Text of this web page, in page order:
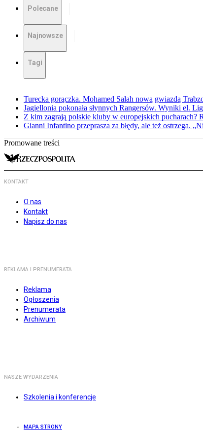
Polecane
Najnowsze
Tagi
Turecka gorączka. Mohamed Salah nową gwiazdą
Jagiellonia pokonała słynnych Rangersów. Wyniki el.
Z kim zagrają polskie kluby w europejskich pucharach?
Gianni Infantino przeprasza za błędy, ale też ostrzega.
Promowane treści
KONTAKT
O nas
Kontakt
Napisz do nas
REKLAMA I PRENUMERATA
Reklama
Ogłoszenia
Prenumerata
Archiwum
NASZE WYDARZENIA
Szkolenia i konferencje
MAPA STRONY